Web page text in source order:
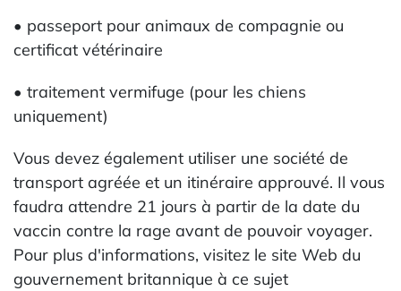
• passeport pour animaux de compagnie ou
certificat vétérinaire
• traitement vermifuge (pour les chiens
uniquement)
Vous devez également utiliser une société de
transport agréée et un itinéraire approuvé. Il vous
faudra attendre 21 jours à partir de la date du
vaccin contre la rage avant de pouvoir voyager.
Pour plus d'informations, visitez le site Web du
gouvernement britannique à ce sujet